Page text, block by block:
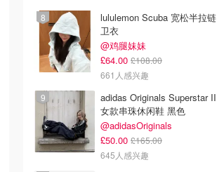
lululemon Scuba 宽松半拉链
卫衣
@鸡腿妹妹
£64.00 £108.00
661人感兴趣
adidas Originals Superstar II
女款串珠休闲鞋 黑色
@adidasOriginals
£50.00 £165.00
645人感兴趣